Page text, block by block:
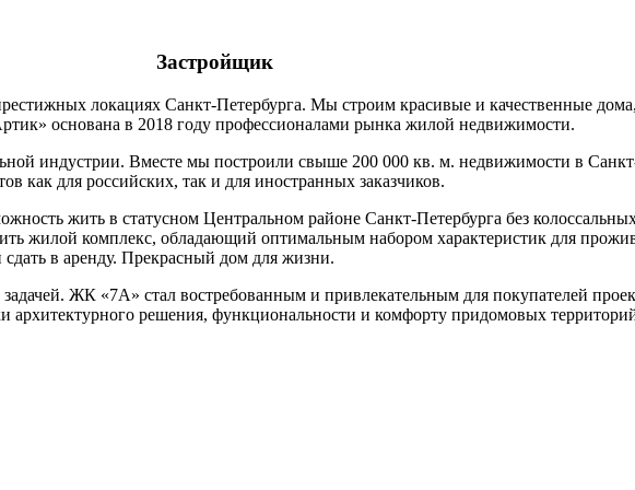
Застройщик
локациях Санкт-Петербурга. Мы строим красивые и качественные
основана в 2018 году профессионалами рынка жилой недвижимости.
индустрии. Вместе мы построили свыше 200 000 кв. м. недвижимости в
как для российских, так и для иностранных заказчиков.
жить в статусном Центральном районе Санкт-Петербурга без
жилой комплекс, обладающий оптимальным набором характеристик для
в аренду. Прекрасный дом для жизни.
ЖК «7А» стал востребованным и привлекательным для покупателей
архитектурного решения, функциональности и комфорту придомовых